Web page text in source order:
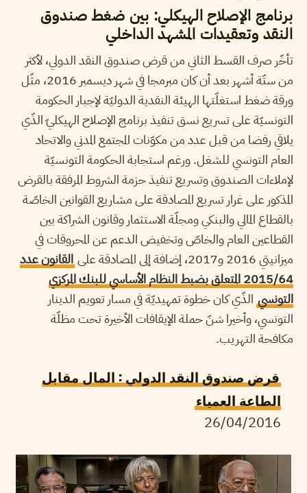
برنامج الإصلاح الهيكلي: بين ضغط صندوق
النقد وتعقيدات المشهد الداخلي
تأخّر صرف القسط الثاني من قرض صندوق النقد الدولي، لأكثر
من ستّة أشهر بعد أن كان مبرمجا في شهر ديسمبر 2016، مثّل
ورقة ضغط استغلّتها الهيئة النقدية الدوليّة لإجبار الحكومة
التونسيّة على تسريع نسق تنفيذ برنامج الإصلاح الهيكليّ الذّي
يلاقي رفضا من قبل عدد من مكوّنات المجتمع المدني والاتحاد
العام التونسي للشغل. ورغم استجابة الحكومة التونسيّة
لإملاءات الصندوق وتسريع تنفيذ حزمة الشروط المرفقة بالقرض
المذكور على غرار تسريع المصادقة على مشاريع القوانين الخاصّة
بالقطاع المالي والبنكي ومجلّة الاستثمار وقانون الشراكة بين
القطاعين العام والخاصّ وتخفيض الدعم عن المحروقات في
ميزانيتي 2016 و2017، إضافة إلى المصادقة على
القانون عدد
2015/64 المتعلق بضبط النظام الأساسي للبنك المركزي
التونسي الذّي كان خطوة تمهيديّة في مسار تعويم الدينار
التونسي، وأخيرا شنّ حملة الإيقافات الأخيرة تحت مظلّة
مكافحة التهريب.
قرض صندوق النقد الدولي : المال مقابل
الطاعة العمياء
26/04/2016